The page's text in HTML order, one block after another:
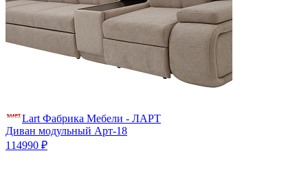
Lart Фабрика Мебели - ЛАРТ
Диван модульный Арт-18
114990 ₽